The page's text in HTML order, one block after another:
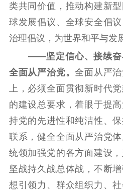
类共同价值，推动构建新
球发展倡议、全球安全倡
治理倡议，为世界和平与发
——坚定信心、接续奋
全面从严治党。全面从严
上，必须全面贯彻新时代
的建设总要求，着眼于提
持党的先进性和纯洁性、
联系，健全全面从严治党
统领加强党的各方面建设
坚战持久战总体战，不断
想引领力、群众组织力、